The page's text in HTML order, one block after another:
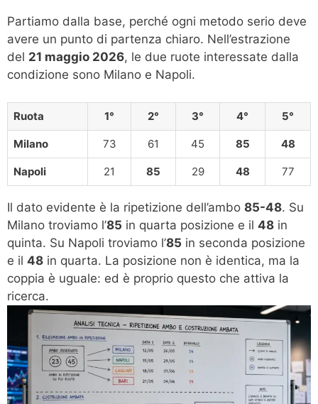
Partiamo dalla base, perché ogni metodo serio deve
avere un punto di partenza chiaro. Nell’estrazione
del 21 maggio 2026, le due ruote interessate dalla
condizione sono Milano e Napoli.
Ruota 1° 2° 3° 4° 5°
Milano 73 61 45 85 48
Napoli 21 85 29 48 77
Il dato evidente è la ripetizione dell’ambo 85-48. Su
Milano troviamo l’85 in quarta posizione e il 48 in
quinta. Su Napoli troviamo l’85 in seconda posizione
e il 48 in quarta. La posizione non è identica, ma la
coppia è uguale: ed è proprio questo che attiva la
ricerca.